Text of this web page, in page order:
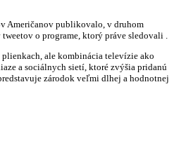
Američanov publikovalo, v druhom
o programe, ktorý práve sledovali .
ale kombinácia televízie ako
a sociálnych sietí, ktoré zvýšia pridanú
zárodok veľmi dlhej a hodnotnej